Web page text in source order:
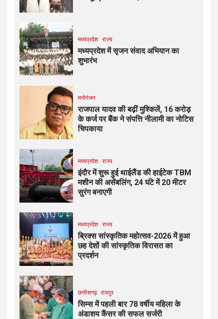
मध्यप्रदेश राज्य
मध्यप्रदेश में सृजन संवाद अभियान का
शुभारंभ
मनोरंजन
राजपाल यादव की बढ़ीं मुश्किलें, ₹16 करोड़
के कर्ज पर बैंक ने संपत्ति नीलामी का नोटिस
चिपकाया
मध्यप्रदेश राज्य
इंदौर में शुरू हुई थाईलैंड की हाईटेक TBM
मशीन की असेंबलिंग, 24 घंटे में 20 मीटर
सुरंग बनाएगी
मध्यप्रदेश राज्य
ब्रिक्स सांस्कृतिक महोत्सव-2026 में हुआ
छह देशों की सांस्कृतिक विरासत का
प्रदर्शन
छत्तीसगढ़ रायपुर
सिम्स में पहली बार 78 वर्षीय महिला के
अंडाशय कैंसर की सफल सर्जरी